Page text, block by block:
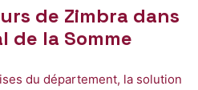
de Zimbra dans
de la Somme
du département, la solution